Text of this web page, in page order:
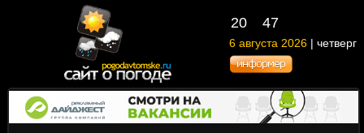
20 47
6 августа 2026 | четверг